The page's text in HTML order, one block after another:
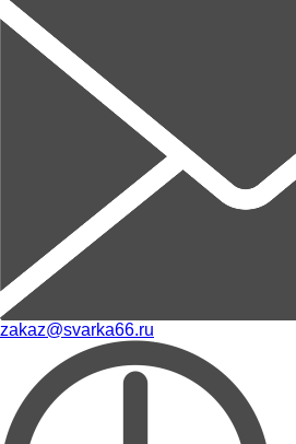
zakaz@svarka66.ru